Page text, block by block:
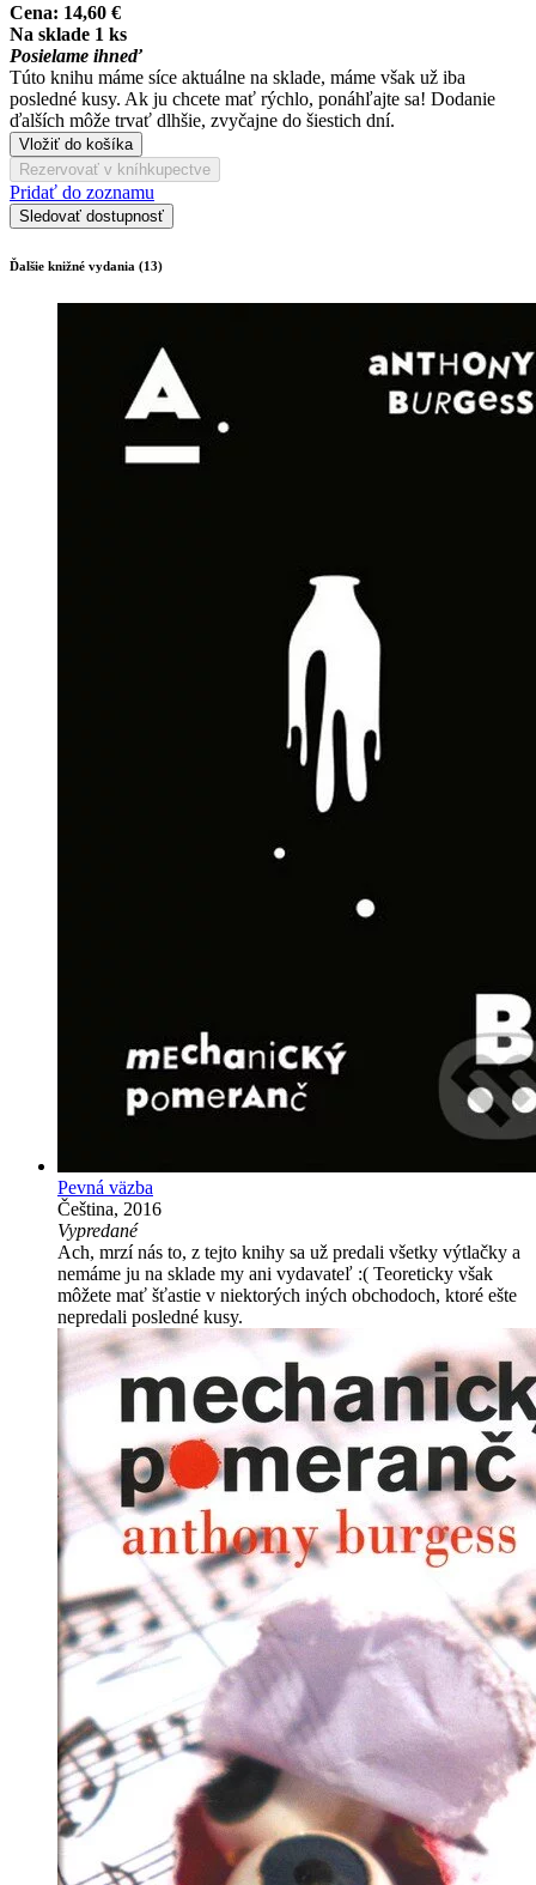
Cena: 14,60 €
Na sklade 1 ks
Posielame ihneď
Túto knihu máme síce aktuálne na sklade, máme však už iba
posledné kusy. Ak ju chcete mať rýchlo, ponáhľajte sa! Dodanie
ďalších môže trvať dlhšie, zvyčajne do šiestich dní.
Vložiť do košíka
Rezervovať v kníhkupectve
Pridať do zoznamu
Sledovať dostupnosť
Ďalšie knižné vydania (13)
Pevná väzba
Čeština, 2016
Vypredané
Ach, mrzí nás to, z tejto knihy sa už predali všetky výtlačky a
nemáme ju na sklade my ani vydavateľ :( Teoreticky však
môžete mať šťastie v niektorých iných obchodoch, ktoré ešte
nepredali posledné kusy.